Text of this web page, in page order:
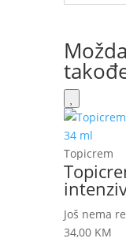
Topicrem
Još nema
34,00 KM